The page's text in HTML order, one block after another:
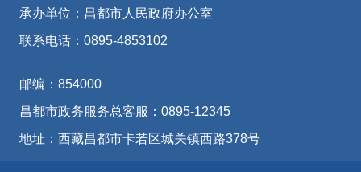
承办单位：昌都市人民政府办公室
联系电话：0895-4853102
邮编：854000
昌都市政务服务总客服：0895-12345
地址：西藏昌都市卡若区城关镇西路378号